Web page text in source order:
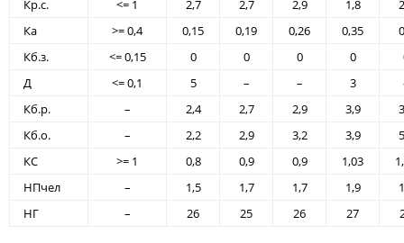
Кр.с.
<= 1 2,7 2,7 2,9 1,8
Ка
>= 0,4 0,15 0,19 0,26 0,35
Кб.з.
<= 0,15 0 0 0 0
Д
<= 0,1 5 – – 3
Кб.р.
– 2,4 2,7 2,9 3,9
Кб.о.
– 2,2 2,9 3,2 3,9
КС
>= 1 0,8 0,9 0,9 1,03
НПчел
– 1,5 1,7 1,7 1,9
НГ
– 26 25 26 27